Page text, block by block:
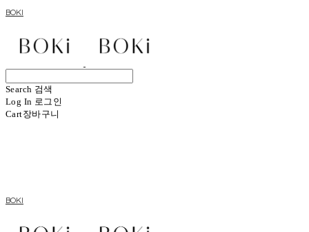
BOKI
Search 검색
Log In 로그인
Cart장바구니
BOKI